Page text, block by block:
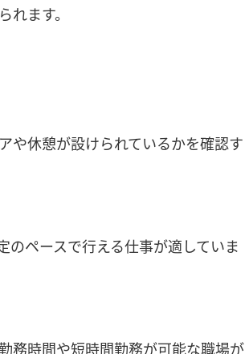
ます。
や休憩が設けられているかを確認す
ペースで行える仕事が適していま
務時間や短時間勤務が可能な職場が